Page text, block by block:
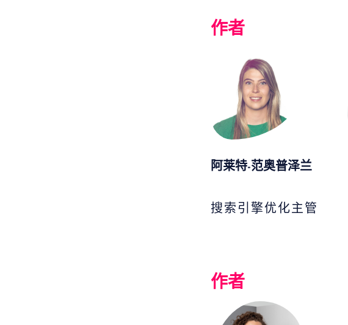
作者
阿莱特-范奥普泽兰
搜索引擎优化主管
作者